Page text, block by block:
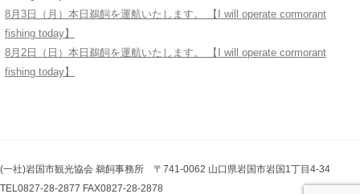
8月3日（月）本日鵜飼を運航いたします。 【I will operate cormorant
fishing today】
8月2日（日）本日鵜飼を運航いたします。 【I will operate cormorant
fishing today】
(一社)岩国市観光協会 鵜飼事務所 〒741-0062 山口県岩国市岩国1丁目4-34
TEL0827-28-2877 FAX0827-28-2878